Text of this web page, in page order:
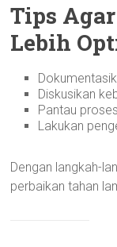
Tips
Lebih
Diskusikan
Pantau
Lakukan
Dengan langkah-
perbaikan tahan